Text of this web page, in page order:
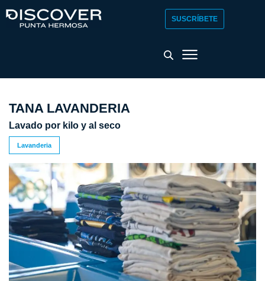
SUSCRÍBETE
TANA LAVANDERIA
Lavado por kilo y al seco
Lavanderia